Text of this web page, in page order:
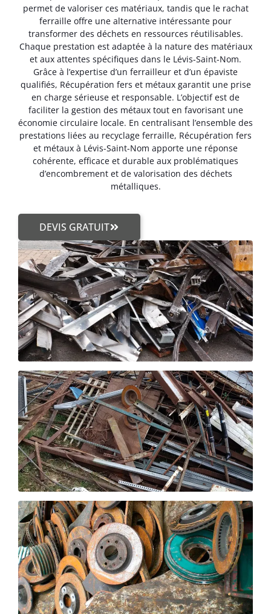
permet de valoriser ces matériaux, tandis que le rachat
ferraille offre une alternative intéressante pour
transformer des déchets en ressources réutilisables.
Chaque prestation est adaptée à la nature des matériaux
et aux attentes spécifiques dans le Lévis-Saint-Nom.
Grâce à l’expertise d’un ferrailleur et d’un épaviste
qualifiés, Récupération fers et métaux garantit une prise
en charge sérieuse et responsable. L’objectif est de
faciliter la gestion des métaux tout en favorisant une
économie circulaire locale. En centralisant l’ensemble des
prestations liées au recyclage ferraille, Récupération fers
et métaux à Lévis-Saint-Nom apporte une réponse
cohérente, efficace et durable aux problématiques
d’encombrement et de valorisation des déchets
métalliques.
DEVIS GRATUIT